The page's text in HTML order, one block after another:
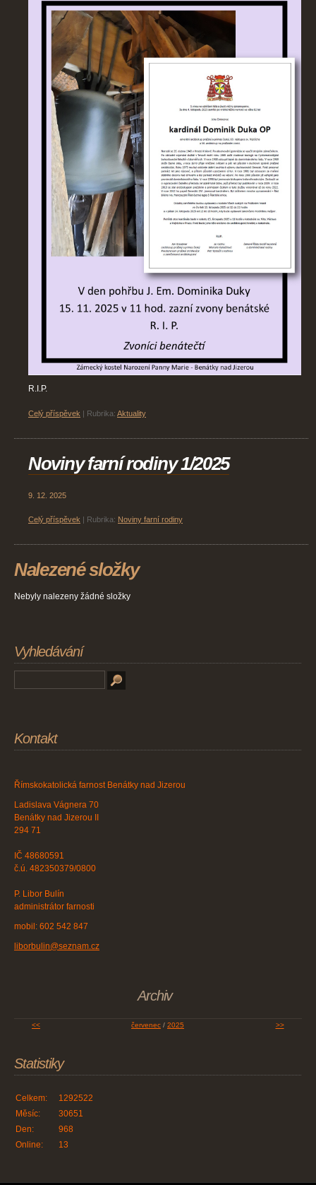
R.I.P.
Celý příspěvek | Rubrika: Aktuality
Noviny farní rodiny 1/2025
9. 12. 2025
Celý příspěvek | Rubrika: Noviny farní rodiny
Nalezené složky
Nebyly nalezeny žádné složky
Vyhledávání
Kontakt
Římskokatolická farnost Benátky nad Jizerou
Ladislava Vágnera 70
Benátky nad Jizerou II
294 71
IČ 48680591
č.ú. 482350379/0800
P. Libor Bulín
administrátor farnosti
mobil: 602 542 847
liborbulin@seznam.cz
Archiv
<< červenec / 2025 >>
Statistiky
Online: 13
Celkem:
1292522
Měsíc:
30651
Den:
968